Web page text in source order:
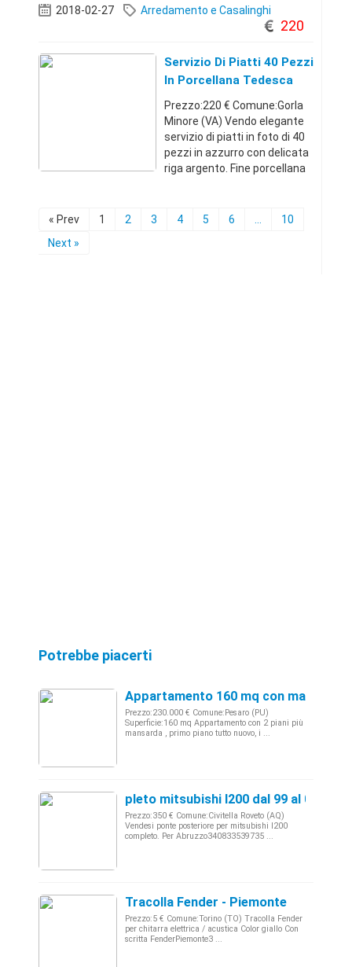
PERFETTE, corredata di tubo
2018-02-27 Arredamento e Casalinghi
220
Servizio Di Piatti 40 Pezzi
In Porcellana Tedesca
Prezzo:220 € Comune:Gorla
Minore (VA) Vendo elegante
servizio di piatti in foto di 40
pezzi in azzurro con delicata
riga argento. Fine porcellana
12 piatti da frutta; - Zuppiera;
« Prev 1 2 3 4 5 6
10
Next »
Potrebbe piacerti
Appartamento 160 mq con
Prezzo:230.000 € Comune:Pesaro (PU)
Superficie:160 mq Appartamento con 2 piani più
mansarda , primo piano tutto nuovo, i ...
pleto mitsubishi l200 dal 99 al 06
Prezzo:350 € Comune:Civitella Roveto (AQ)
Vendesi ponte posteriore per mitsubishi l200
completo. Per Abruzzo340833539735 ...
Tracolla Fender - Piemonte
Prezzo:5 € Comune:Torino (TO) Tracolla Fender
per chitarra elettrica / acustica Color giallo Con
scritta FenderPiemonte3 ...